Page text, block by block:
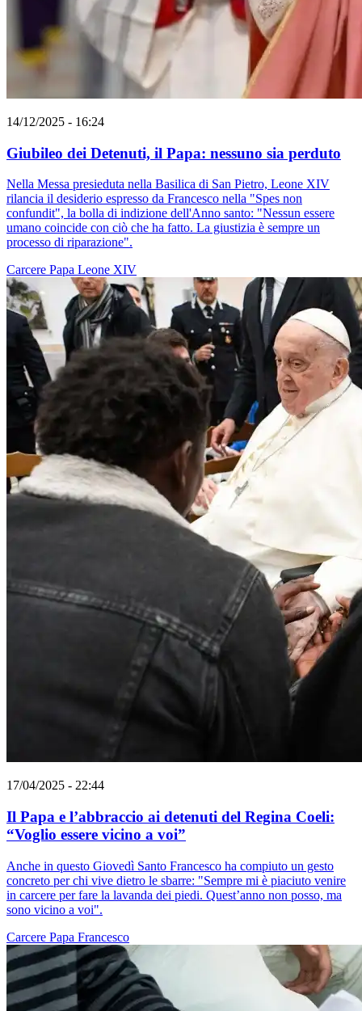
14/12/2025 - 16:24
Giubileo dei Detenuti, il Papa: nessuno sia perduto
Nella Messa presieduta nella Basilica di San Pietro, Leone XIV
rilancia il desiderio espresso da Francesco nella "Spes non
confundit", la bolla di indizione dell'Anno santo: "Nessun essere
umano coincide con ciò che ha fatto. La giustizia è sempre un
processo di riparazione".
Carcere Papa Leone XIV
17/04/2025 - 22:44
Il Papa e l’abbraccio ai detenuti del Regina Coeli:
“Voglio essere vicino a voi”
Anche in questo Giovedì Santo Francesco ha compiuto un gesto
concreto per chi vive dietro le sbarre: "Sempre mi è piaciuto venire
in carcere per fare la lavanda dei piedi. Quest’anno non posso, ma
sono vicino a voi".
Carcere Papa Francesco